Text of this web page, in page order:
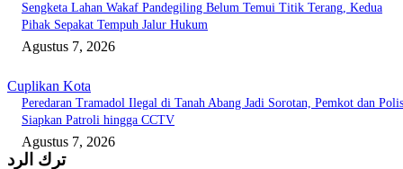
Sengketa Lahan Wakaf Pandegiling Belum Temui Titik Terang, Kedua
Pihak Sepakat Tempuh Jalur Hukum
Agustus 7, 2026
Cuplikan Kota
Peredaran Tramadol Ilegal di Tanah Abang Jadi Sorotan, Pemkot dan
Siapkan Patroli hingga CCTV
Agustus 7, 2026
ترك الرد